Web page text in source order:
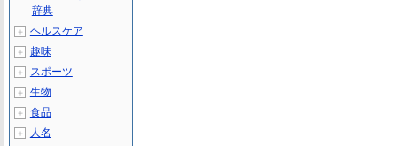
辞典
＋ ヘルスケア
＋ 趣味
＋ スポーツ
＋ 生物
＋ 食品
＋ 人名